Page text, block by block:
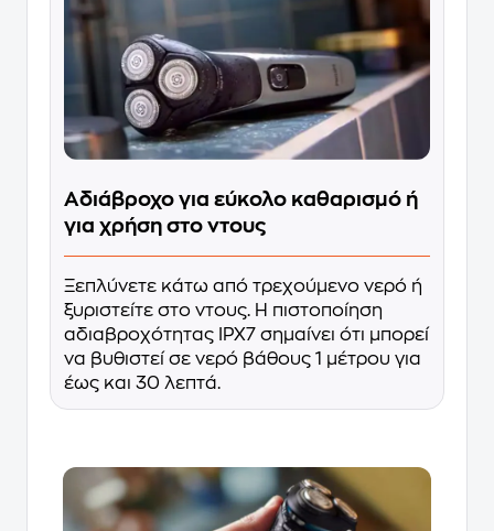
Αδιάβροχο για εύκολο καθαρισμό ή
για χρήση στο ντους
Ξεπλύνετε κάτω από τρεχούμενο νερό ή
ξυριστείτε στο ντους. Η πιστοποίηση
αδιαβροχότητας IPX7 σημαίνει ότι μπορεί
να βυθιστεί σε νερό βάθους 1 μέτρου για
έως και 30 λεπτά.